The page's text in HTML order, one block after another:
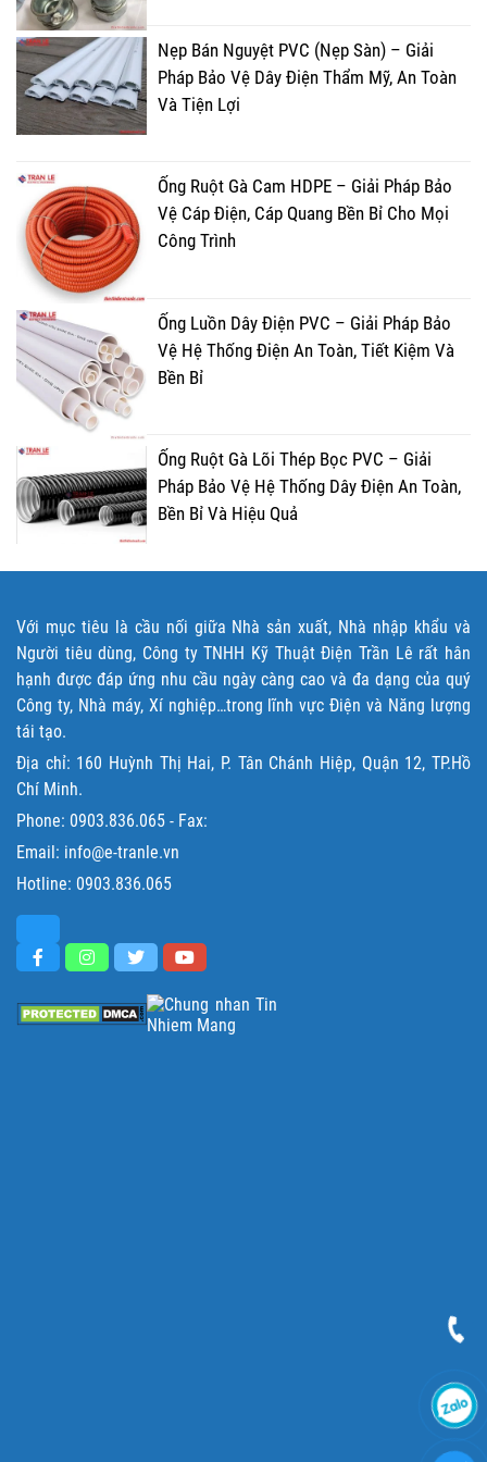
Nẹp Bán Nguyệt PVC (Nẹp Sàn) – Giải
Pháp Bảo Vệ Dây Điện Thẩm Mỹ, An Toàn
Và Tiện Lợi
Ống Ruột Gà Cam HDPE – Giải Pháp Bảo
Vệ Cáp Điện, Cáp Quang Bền Bỉ Cho Mọi
Công Trình
Ống Luồn Dây Điện PVC – Giải Pháp Bảo
Vệ Hệ Thống Điện An Toàn, Tiết Kiệm Và
Bền Bỉ
Ống Ruột Gà Lõi Thép Bọc PVC – Giải
Pháp Bảo Vệ Hệ Thống Dây Điện An Toàn,
Bền Bỉ Và Hiệu Quả
Với mục tiêu là cầu nối giữa Nhà sản xuất, Nhà nhập khẩu và
Người tiêu dùng, Công ty TNHH Kỹ Thuật Điện Trần Lê rất hân
hạnh được đáp ứng nhu cầu ngày càng cao và đa dạng của quý
Công ty, Nhà máy, Xí nghiệp…trong lĩnh vực Điện và Năng lượng
tái tạo.
Địa chỉ: 160 Huỳnh Thị Hai, P. Tân Chánh Hiệp, Quận 12, TP.Hồ
Chí Minh.
Phone: 0903.836.065 - Fax:
Email: info@e-tranle.vn
Hotline: 0903.836.065